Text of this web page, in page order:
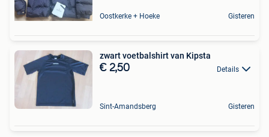
Oostkerke + Hoeke Gisteren
zwart voetbalshirt van Kipsta
€ 2,50 Details
Sint-Amandsberg Gisteren